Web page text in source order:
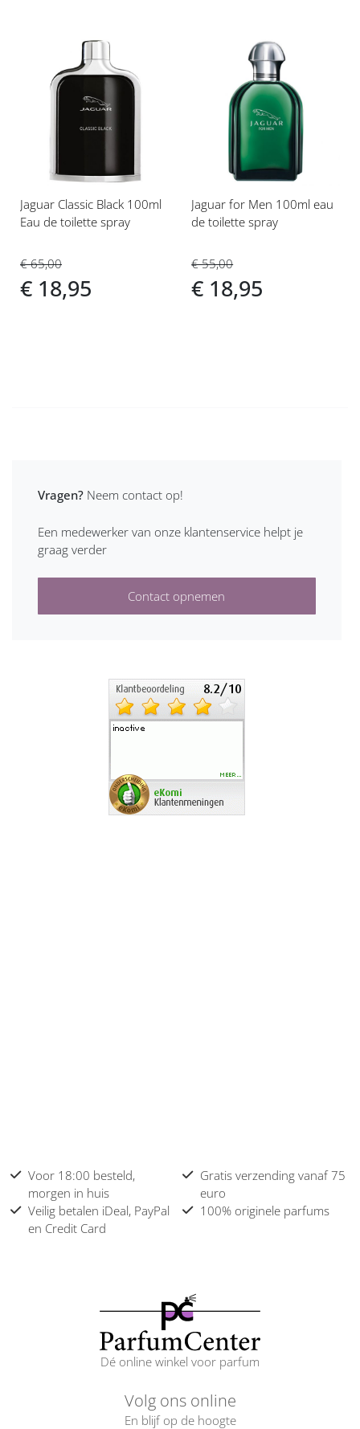
Voeg
toe
verlanglijst
Jaguar Classic Black 100ml
Eau de toilette spray
€ 65,00
€ 18,95
aan
verlanglijst
Jaguar for Men 100ml eau
de toilette spray
€ 55,00
€ 18,95
Vragen? Neem contact op!
Een medewerker van onze klantenservice helpt je
graag verder
Contact opnemen
Voor 18:00 besteld,
morgen in huis
Gratis verzending vanaf 75
euro
Veilig betalen iDeal, PayPal
en Credit Card
100% originele parfums
Dé online winkel voor parfum
Volg ons online
En blijf op de hoogte